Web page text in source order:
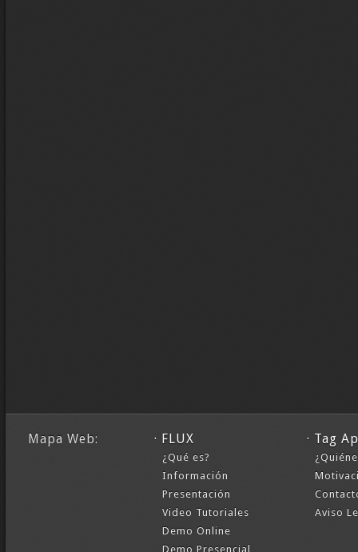
Mapa Web: · FLUX
¿Qué es?
Información
Presentación
Video Tutoriales
Demo Online
Demo Presencial
· Tag
Aviso